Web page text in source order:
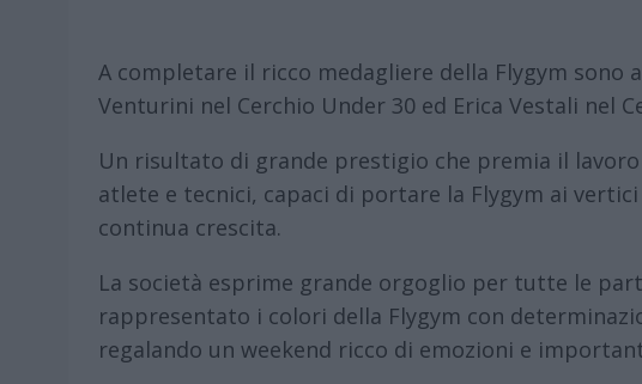
A completare il ricco medagliere della Flygym sono
Venturini nel Cerchio Under 30 ed Erica Vestali nel
Un risultato di grande prestigio che premia il
atlete e tecnici, capaci di portare la Flygym ai
continua crescita.
La società esprime grande orgoglio per tutte le
rappresentato i colori della Flygym con
regalando un weekend ricco di emozioni e